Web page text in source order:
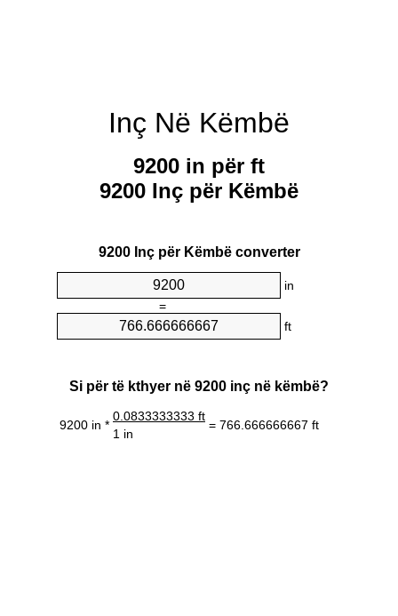
Inç Në Këmbë
9200 in për ft
9200 Inç për Këmbë
9200 Inç për Këmbë converter
in
=
ft
Si për të kthyer në 9200 inç në këmbë?
9200 in *
0.0833333333 ft
= 766.666666667 ft
1 in